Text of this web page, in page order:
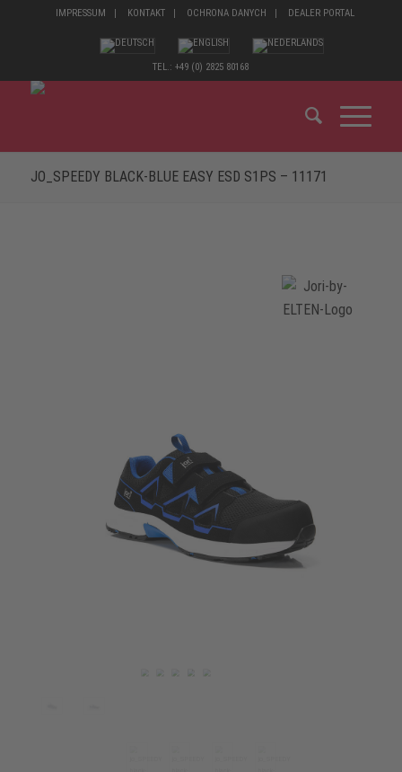
IMPRESSUM KONTAKT OCHRONA DANYCH DEALER PORTAL
TEL.: +49 (0) 2825 80168
JO_SPEEDY BLACK-BLUE EASY ESD S1PS – 11171